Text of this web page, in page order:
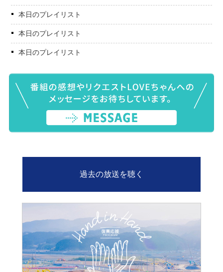
本日のプレイリスト
本日のプレイリスト
本日のプレイリスト
過去の放送を聴く